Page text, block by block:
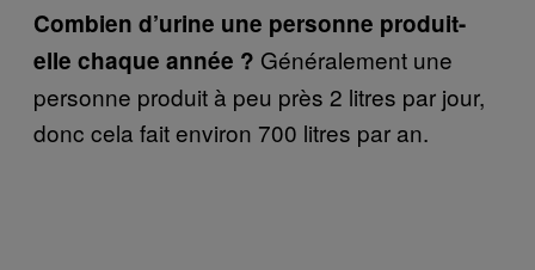
Combien d’urine une personne produit-
elle chaque année ? Généralement une
personne produit à peu près 2 litres par jour,
donc cela fait environ 700 litres par an.